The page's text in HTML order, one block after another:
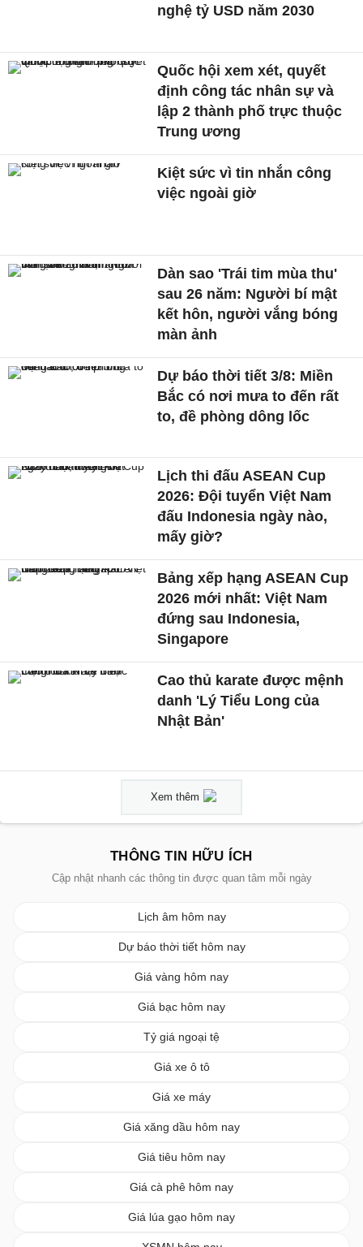
nghệ tỷ USD năm 2030
Quốc hội xem xét, quyết
định công tác nhân sự và
lập 2 thành phố trực thuộc
Trung ương
Kiệt sức vì tin nhắn công
việc ngoài giờ
Dàn sao 'Trái tim mùa thu'
sau 26 năm: Người bí mật
kết hôn, người vắng bóng
màn ảnh
Dự báo thời tiết 3/8: Miền
Bắc có nơi mưa to đến rất
to, đề phòng dông lốc
Lịch thi đấu ASEAN Cup
2026: Đội tuyển Việt Nam
đấu Indonesia ngày nào,
mấy giờ?
Bảng xếp hạng ASEAN Cup
2026 mới nhất: Việt Nam
đứng sau Indonesia,
Singapore
Cao thủ karate được mệnh
danh 'Lý Tiểu Long của
Nhật Bản'
Xem thêm
THÔNG TIN HỮU ÍCH
Cập nhật nhanh các thông tin được quan tâm mỗi ngày
Lịch âm hôm nay
Dự báo thời tiết hôm nay
Giá vàng hôm nay
Giá bạc hôm nay
Tỷ giá ngoại tệ
Giá xe ô tô
Giá xe máy
Giá xăng dầu hôm nay
Giá tiêu hôm nay
Giá cà phê hôm nay
Giá lúa gạo hôm nay